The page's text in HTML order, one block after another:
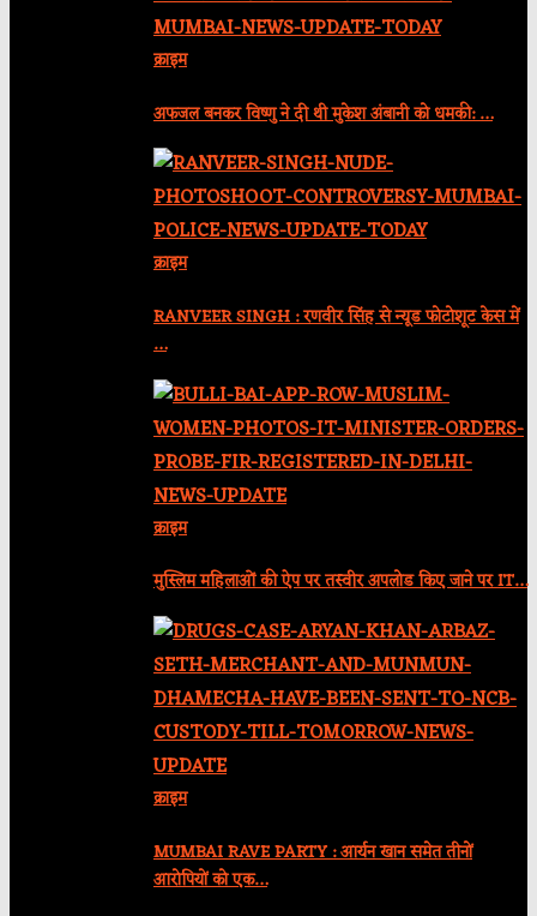
क्राइम
अफजल बनकर विष्णु ने दी थी मुकेश अंबानी को धमकी: …
क्राइम
RANVEER SINGH : रणवीर सिंह से न्यूड फोटोशूट केस में
…
क्राइम
मुस्लिम महिलाओं की ऐप पर तस्वीर अपलोड किए जाने पर IT…
क्राइम
MUMBAI RAVE PARTY : आर्यन खान समेत तीनों
आरोपियों को एक…